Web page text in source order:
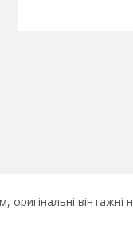
вінтажні